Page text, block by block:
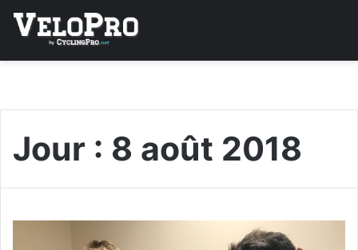
Jour : 8 août 2018